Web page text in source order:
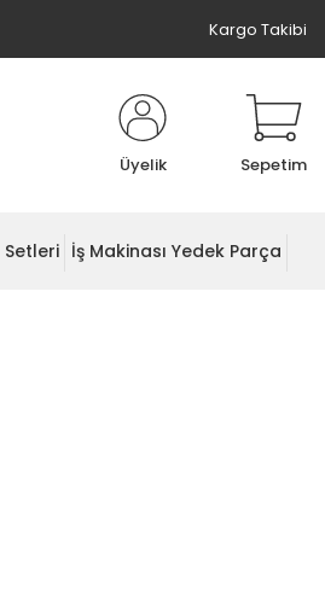
Kargo Takibi
Üyelik Sepetim
İş Makinası Yedek Parça